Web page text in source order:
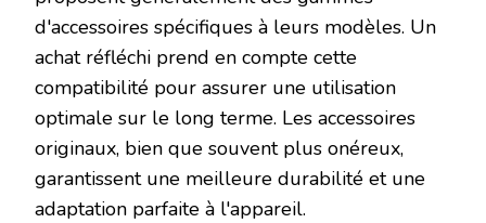
d'accessoires spécifiques à leurs modèles. Un
achat réfléchi prend en compte cette
compatibilité pour assurer une utilisation
optimale sur le long terme. Les accessoires
originaux, bien que souvent plus onéreux,
garantissent une meilleure durabilité et une
adaptation parfaite à l'appareil.